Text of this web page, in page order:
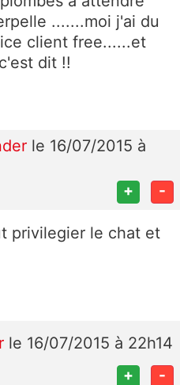
.......moi j'ai du
client free......et
dit !!
le 16/07/2015 à
+ -
privilegier le chat et
le 16/07/2015 à 22h14
+ -